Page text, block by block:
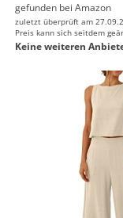
gefunden bei Amazon
zuletzt überprüft am
Preis kann sich seitdem
Keine weiteren